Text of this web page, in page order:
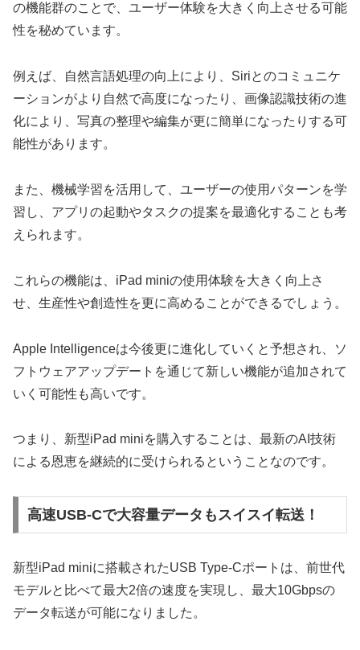
の機能群のことで、ユーザー体験を大きく向上させる可能
性を秘めています。
例えば、自然言語処理の向上により、Siriとのコミュニケ
ーションがより自然で高度になったり、画像認識技術の進
化により、写真の整理や編集が更に簡単になったりする可
能性があります。
また、機械学習を活用して、ユーザーの使用パターンを学
習し、アプリの起動やタスクの提案を最適化することも考
えられます。
これらの機能は、iPad miniの使用体験を大きく向上さ
せ、生産性や創造性を更に高めることができるでしょう。
Apple Intelligenceは今後更に進化していくと予想され、ソ
フトウェアアップデートを通じて新しい機能が追加されて
いく可能性も高いです。
つまり、新型iPad miniを購入することは、最新のAI技術
による恩恵を継続的に受けられるということなのです。
高速USB-Cで大容量データもスイスイ転送！
新型iPad miniに搭載されたUSB Type-Cポートは、前世代
モデルと比べて最大2倍の速度を実現し、最大10Gbpsの
データ転送が可能になりました。